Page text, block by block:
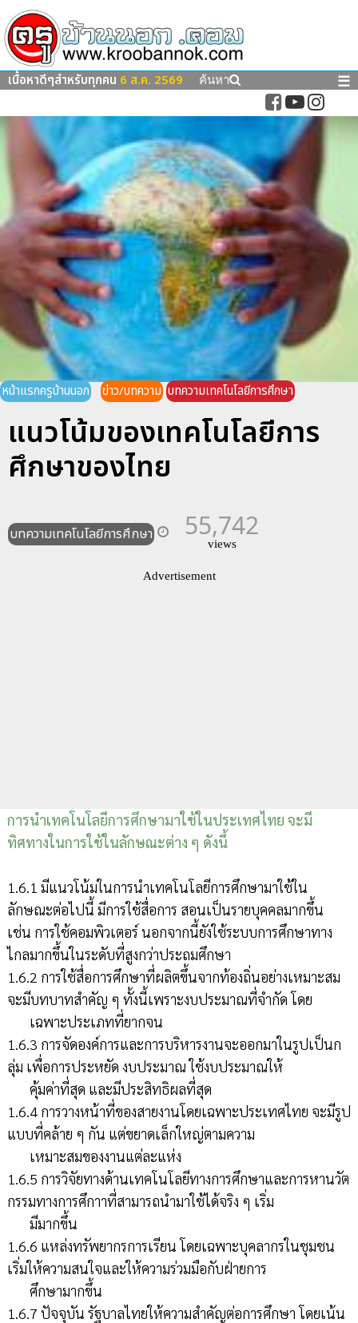
เนื้อหาดีๆสำหรับทุกคน 6 ส.ค. 2569 ค้นหา ☰
หน้าแรกครูบ้านนอก ข่าว/บทความ บทความเทคโนโลยีการศึกษา
แนวโน้มของเทคโนโลยีการ
ศึกษาของไทย
บทความเทคโนโลยีการศึกษา 55,742
views
Advertisement
การนำเทคโนโลยีการศึกษามาใช้ในประเทศไทย จะมี
ทิศทางในการใช้ในลักษณะต่าง ๆ ดังนี้
1.6.1 มีแนวโน้มในการนำเทคโนโลยีการศึกษามาใช้ใน
ลักษณะต่อไปนี้ มีการใช้สื่อการ สอนเป็นรายบุคคลมากขึ้น
เช่น การใช้คอมพิวเตอร์ นอกจากนี้ยังใช้ระบบการศึกษาทาง
ไกลมากขึ้นในระดับที่สูงกว่าประถมศึกษา
1.6.2 การใช้สื่อการศึกษาที่ผลิตขึ้นจากท้องถิ่นอย่างเหมาะสม
จะมีบทบาทสำคัญ ๆ ทั้งนี้เพราะงบประมาณที่จำกัด โดย
เฉพาะประเภทที่ยากจน
1.6.3 การจัดองค์การและการบริหารงานจะออกมาในรูปเป็นก
ลุ่ม เพื่อการประหยัด งบประมาณ ใช้งบประมาณให้
คุ้มค่าที่สุด และมีประสิทธิผลที่สุด
1.6.4 การวางหน้าที่ของสายงานโดยเฉพาะประเทศไทย จะมีรูป
แบบที่คล้าย ๆ กัน แต่ขยาดเล็กใหญ่ตามความ
เหมาะสมของงานแต่ละแห่ง
1.6.5 การวิจัยทางด้านเทคโนโลยีทางการศึกษาและการหานวัต
กรรมทางการศึกาาที่สามารถนำมาใช้ได้จริง ๆ เริ่ม
มีมากขึ้น
1.6.6 แหล่งทรัพยากรการเรียน โดยเฉพาะบุคลากรในชุมชน
เริ่มให้ความสนใจและให้ความร่วมมือกับฝ่ายการ
ศึกษามากขึ้น
1.6.7 ปัจจุบัน รัฐบาลไทยให้ความสำคัญต่อการศึกษา โดยเน้น